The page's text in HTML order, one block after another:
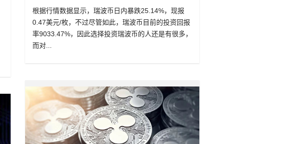
根据行情数据显示，瑞波币日内暴跌25.14%，现报
0.47美元/枚，不过尽管如此，瑞波币目前的投资回报
率9033.47%，因此选择投资瑞波币的人还是有很多，
而对...